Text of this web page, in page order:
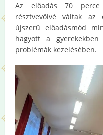
Az előadás 70
résztvevőivé váltak az
újszerű előadásmód
hagyott a
problémák kezelésében.